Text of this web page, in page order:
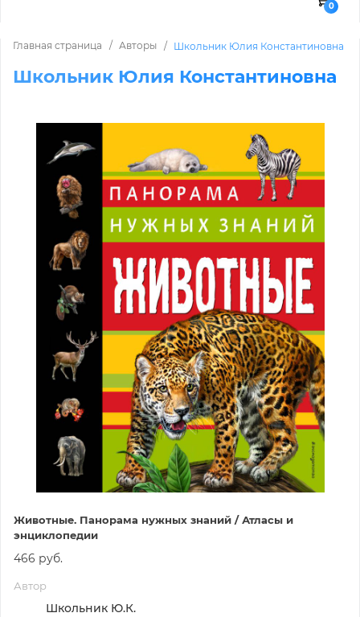
0
Главная страница Авторы Школьник Юлия Константиновна
Школьник Юлия Константиновна
Животные. Панорама нужных знаний / Атласы и
энциклопедии
466 руб.
Автор
Школьник Ю.К.